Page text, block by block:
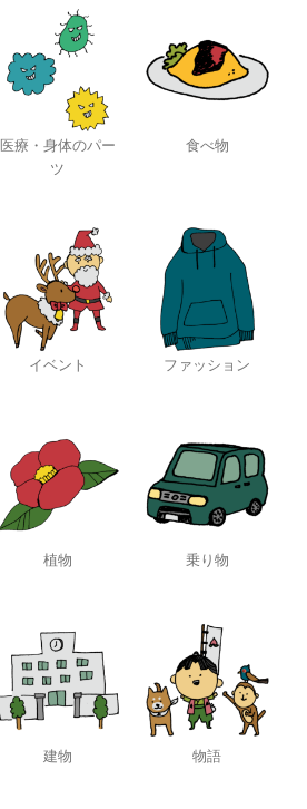
医療・身体のパー
ツ
食べ物
イベント ファッション
植物 乗り物
建物 物語